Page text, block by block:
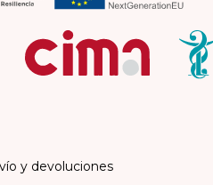
y devoluciones